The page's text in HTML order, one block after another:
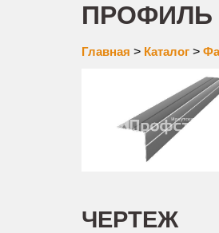
ПРОФИЛЬ
Главная > Каталог>
ЧЕРТЕЖ